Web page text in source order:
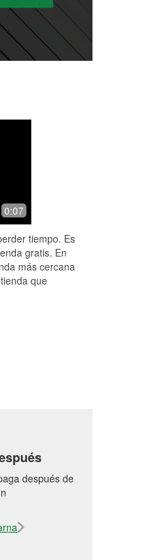
a day u
0:07
tiempo. Es
gratis. En
más cercana
que
después de